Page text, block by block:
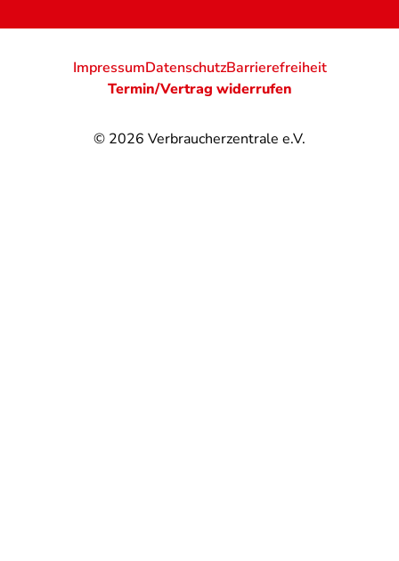
© 2026 Verbraucherzentrale e.V.
ImpressumDatenschutzBarrierefreiheit
Termin/Vertrag widerrufen